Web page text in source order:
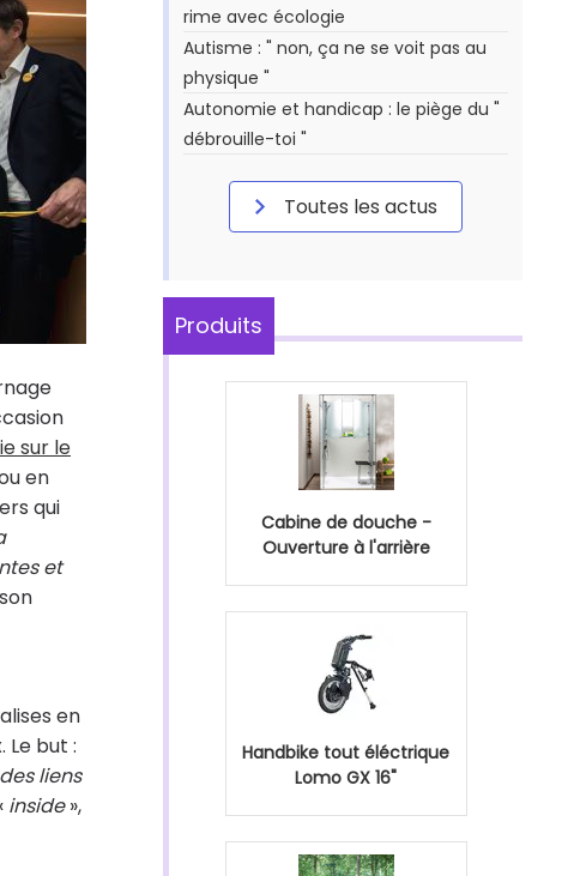
sur le
en
qui
et
en
but :
liens
inside»,
rime avec écologie
Autisme : " non, ça ne se voit pas au
physique "
Autonomie et handicap : le piège du "
débrouille-toi "
Toutes les actus
Produits
Cabine de douche -
Ouverture à l'arrière
Handbike tout éléctrique
Lomo GX 16"